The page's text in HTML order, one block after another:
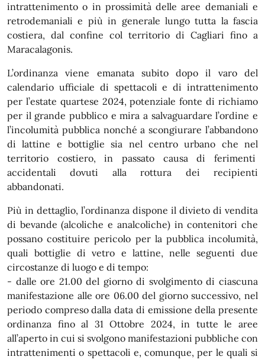
intrattenimento o in prossimità delle aree demaniali e
retrodemaniali e più in generale lungo tutta la fascia
costiera, dal confine col territorio di Cagliari fino a
Maracalagonis.
L’ordinanza viene emanata subito dopo il varo del
calendario ufficiale di spettacoli e di intrattenimento
per l’estate quartese 2024, potenziale fonte di richiamo
per il grande pubblico e mira a salvaguardare l’ordine e
l’incolumità pubblica nonché a scongiurare l’abbandono
di lattine e bottiglie sia nel centro urbano che nel
territorio costiero, in passato causa di ferimenti
accidentali dovuti alla rottura dei recipienti
abbandonati.
Più in dettaglio, l’ordinanza dispone il divieto di vendita
di bevande (alcoliche e analcoliche) in contenitori che
possano costituire pericolo per la pubblica incolumità,
quali bottiglie di vetro e lattine, nelle seguenti due
circostanze di luogo e di tempo:
- dalle ore 21.00 del giorno di svolgimento di ciascuna
manifestazione alle ore 06.00 del giorno successivo, nel
periodo compreso dalla data di emissione della presente
ordinanza fino al 31 Ottobre 2024, in tutte le aree
all’aperto in cui si svolgono manifestazioni pubbliche con
intrattenimenti o spettacoli e, comunque, per le quali si